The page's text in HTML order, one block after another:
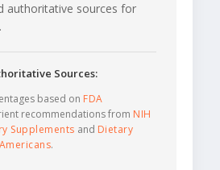
authoritative sources for
Sources:
based on FDA
recommendations from NIH
Supplements and Dietary
.